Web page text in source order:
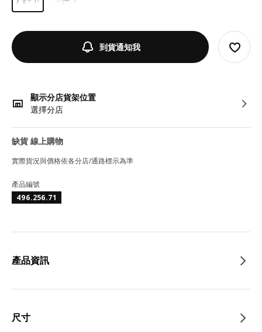
到貨通知我
顯示分店貨架位置
選擇分店
缺貨 線上購物
實際貨況與價格依各分店/通路標示為準
產品編號
496.256.71
產品資訊
尺寸